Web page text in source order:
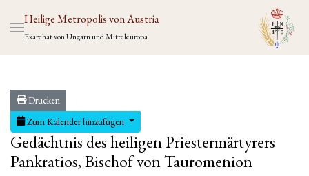
Heilige Metropolis von Austria
Exarchat von Ungarn und Mitteleuropa
Drucken
Zum Kalender hinzufügen
Gedächtnis des heiligen Priestermärtyrers
Pankratios, Bischof von Tauromenion